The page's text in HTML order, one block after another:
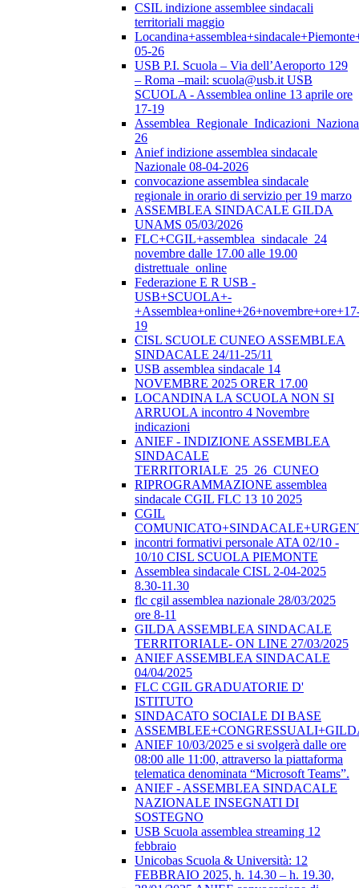
CSIL indizione assemblee sindacali
territoriali maggio
05-26
USB P.I. Scuola – Via dell’Aeroporto 129
– Roma –mail: scuola@usb.it USB
SCUOLA - Assemblea online 13 aprile ore
17-19
26
Anief indizione assemblea sindacale
Nazionale 08-04-2026
convocazione assemblea sindacale
regionale in orario di servizio per 19 marzo
ASSEMBLEA SINDACALE GILDA
UNAMS 05/03/2026
FLC+CGIL+assemblea_sindacale_24
novembre dalle 17.00 alle 19.00
distrettuale_online
Federazione E R USB -
USB+SCUOLA+-
19
CISL SCUOLE CUNEO ASSEMBLEA
SINDACALE 24/11-25/11
USB assemblea sindacale 14
NOVEMBRE 2025 ORER 17.00
LOCANDINA LA SCUOLA NON SI
ARRUOLA incontro 4 Novembre
indicazioni
ANIEF - INDIZIONE ASSEMBLEA
SINDACALE
TERRITORIALE_25_26_CUNEO
RIPROGRAMMAZIONE assemblea
sindacale CGIL FLC 13 10 2025
CGIL
incontri formativi personale ATA 02/10 -
10/10 CISL SCUOLA PIEMONTE
Assemblea sindacale CISL 2-04-2025
8.30-11.30
flc cgil assemblea nazionale 28/03/2025
ore 8-11
GILDA ASSEMBLEA SINDACALE
TERRITORIALE- ON LINE 27/03/2025
ANIEF ASSEMBLEA SINDACALE
04/04/2025
FLC CGIL GRADUATORIE D'
ISTITUTO
SINDACATO SOCIALE DI BASE
ANIEF 10/03/2025 e si svolgerà dalle ore
08:00 alle 11:00, attraverso la piattaforma
telematica denominata “Microsoft Teams”.
ANIEF - ASSEMBLEA SINDACALE
NAZIONALE INSEGNATI DI
SOSTEGNO
USB Scuola assemblea streaming 12
febbraio
Unicobas Scuola & Università: 12
FEBBRAIO 2025, h. 14.30 – h. 19.30,